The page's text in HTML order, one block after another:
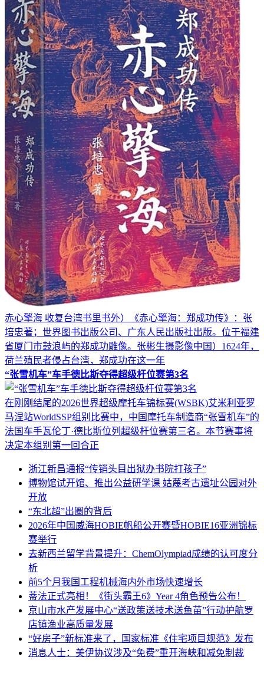
赤心擎海 收复台湾书里书外）《赤心擎海：郑成功传》：张
培忠著；世界图书出版公司、广东人民出版社出版。位于福建
省厦门市鼓浪屿的郑成功雕像。张彬生摄影像中国）1624年，
荷兰殖民者侵占台湾，郑成功在这一年
“张雪机车”车手德比斯夺得超级杆位赛第3名
在刚刚结尾的2026世界超级摩托车锦标赛(WSBK)艾米利亚罗
马涅站WorldSSP组别比赛中，中国摩托车制造商“张雪机车”的
法国车手瓦伦丁·德比斯位列超级杆位赛第三名。本节赛事将
决定本组别第一回合正
浙江新昌通报“传销头目出狱办书院打孩子”
博物馆试开馆、推出公益研学课 姑蔑考古遗址公园对外
开放
“东北超”出圈的背后
2026年中国威海HOBIE帆船公开赛暨HOBIE16亚洲锦标
赛举行
去新西兰留学背景提升：ChemOlympiad成绩的认可度分
析
前5个月我国工程机械海内外市场快速增长
蒂法正式亮相！《街头霸王6》Year 4角色预告公布！
京山市水产发展中心“送政策送技术送鱼苗”行动护航罗
店镇渔业高质量发展
“好房子”新标准来了，国家标准《住宅项目规范》发布
消息人士：美伊协议涉及“免费”重开海峡和减免制裁